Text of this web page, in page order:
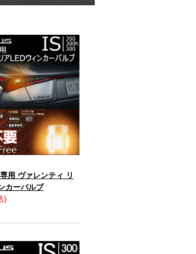
用 ヴァレンティ リ
カーバルブ
)